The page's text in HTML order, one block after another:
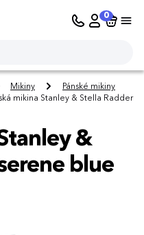
0
Mikiny
Pánské mikiny
mikina Stanley & Stella Radder
&
blue